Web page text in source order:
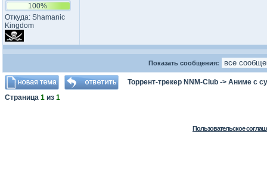
100%
Откуда: Shamanic
Kingdom
Показать сообщения:
Торрент-трекер NNM-Club -> Аниме с
Страница 1 из 1
Пользовательское